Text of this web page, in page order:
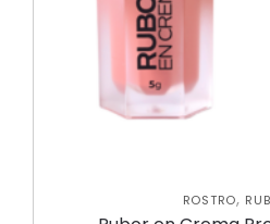
ROSTRO,